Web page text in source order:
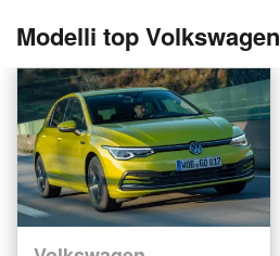
Modelli top Volkswagen